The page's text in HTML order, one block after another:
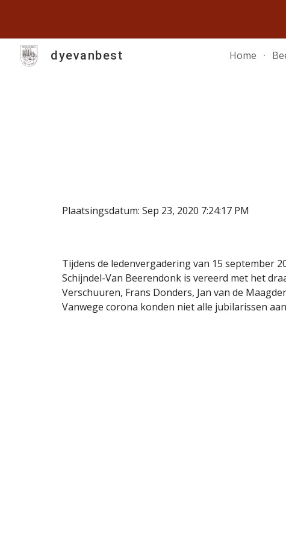
Skip
dyevanbest Home
Plaatsingsdatum: Sep 23, 2020 7:24:17 PM
Tijdens de ledenvergadering van 15 september
Schijndel-Van Beerendonk is vereerd met het
Verschuuren, Frans Donders, Jan van de
Vanwege corona konden niet alle jubilarissen